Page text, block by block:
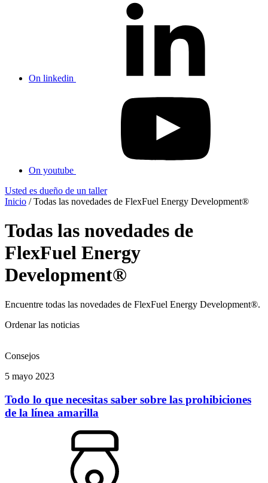
On linkedin
On youtube
Usted es dueño de un taller
Inicio /Todas las novedades de FlexFuel Energy Development®
Todas las novedades de
FlexFuel Energy
Development®
Encuentre todas las novedades de FlexFuel Energy Development®.
Ordenar las noticias
Consejos
5 mayo 2023
Todo lo que necesitas saber sobre las prohibiciones
de la línea amarilla